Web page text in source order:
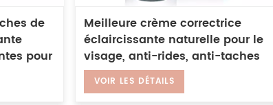
de
pour
Meilleure crème correctrice
éclaircissante naturelle pour le
visage, anti-rides, anti-taches
foncées
VOIR LES DÉTAILS